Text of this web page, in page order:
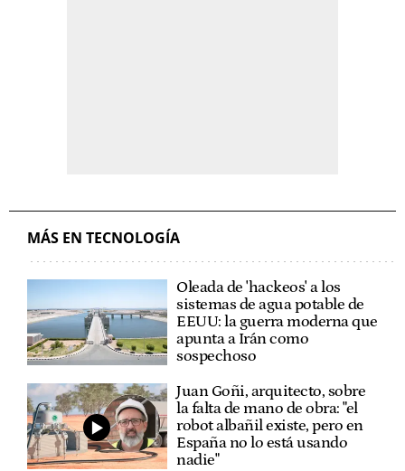
MÁS EN TECNOLOGÍA
Oleada de 'hackeos' a los
sistemas de agua potable de
EEUU: la guerra moderna que
apunta a Irán como
sospechoso
Juan Goñi, arquitecto, sobre
la falta de mano de obra: "el
robot albañil existe, pero en
España no lo está usando
nadie"